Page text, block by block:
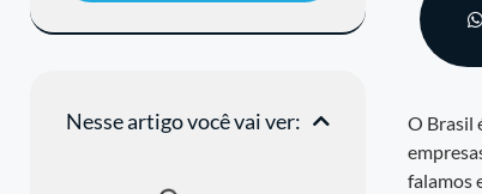
Nesse artigo você vai ver:
O Brasil
falamos